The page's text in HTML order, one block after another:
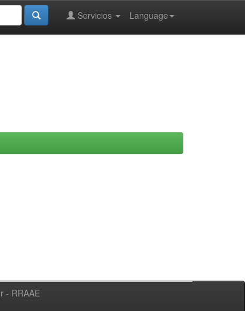
Language
Servicios
- RRAAE